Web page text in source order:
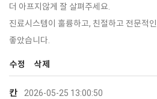
더 아프지않게 잘 살펴주세요.
진료시스템이 훌륭하고, 친절하고 전문적
좋았습니다.
수정 삭제
칸
2026-05-25 13:00:50